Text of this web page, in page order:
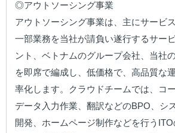
◎アウトソーシング事業
アウトソーシング事業は、主にサービ
一部業務を当社が請負い遂行するサー
ント、ベトナムのグループ会社、当社
を即席で編成し、低価格で、高品質な
率化します。クラウドチームでは、コ
データ入力作業、翻訳などのBPO、シ
開発、ホームページ制作などを行う